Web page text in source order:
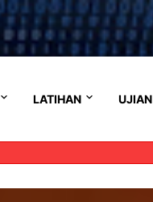
LATIHAN UJIAN